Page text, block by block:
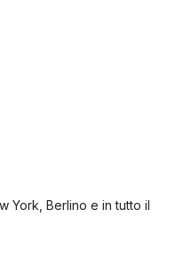
York, Berlino e in tutto il